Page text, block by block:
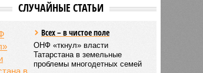
СЛУЧАЙНЫЕ СТАТЬИ
Всех – в чистое поле
ОНФ «ткнул» власти
Татарстана в земельные
проблемы многодетных семей